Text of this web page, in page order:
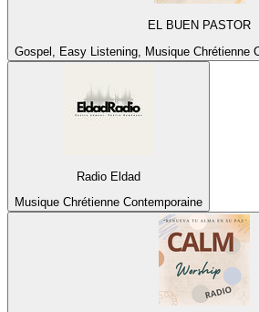
EL BUEN PASTOR
Gospel, Easy Listening, Musique Chrétienne
Radio Eldad
Musique Chrétienne Contemporaine